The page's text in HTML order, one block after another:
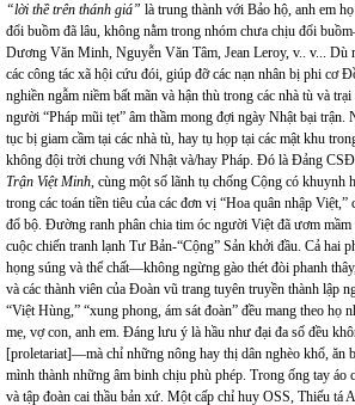
“lời thề trên thánh giá” là trung thành với Bảo hộ, anh em
đổi buồm đã lâu, không nằm trong nhóm chưa chịu đổi
Dương Văn Minh, Nguyễn Văn Tâm, Jean Leroy, v.. v... Dù
các công tác xã hội cứu đói, giúp đỡ các nạn nhân bị phi cơ
nghiền ngẫm niềm bất mãn và hận thù trong các nhà tù và
người “Pháp mũi tẹt” âm thầm mong đợi ngày Nhật bại
tục bị giam cầm tại các nhà tù, hay tụ họp tại các mật khu
không đội trời chung với Nhật và/hay Pháp. Đó là Đảng
Trận Việt Minh, cùng một số lãnh tụ chống Cộng có khuynh
trong các toán tiền tiêu của các đơn vị “Hoa quân nhập
đổ bộ. Đường ranh phân chia tim óc người Việt đã ươm
cuộc chiến tranh lạnh Tư Bản-“Cộng” Sản khởi đầu. Cả hai
họng súng và thể chất—không ngừng gào thét đòi phanh
và các thành viên của Đoàn vũ trang tuyên truyền thành lập
“Việt Hùng,” “xung phong, ám sát đoàn” đều mang theo họ
mẹ, vợ con, anh em. Đáng lưu ý là hầu như đại đa số đều
[proletariat]—mà chỉ những nông hay thị dân nghèo khổ,
mình thành những âm binh chịu phù phép. Trong ống tay áo
và tập đoàn cai thầu bản xứ. Một cấp chỉ huy OSS, Thiếu tá